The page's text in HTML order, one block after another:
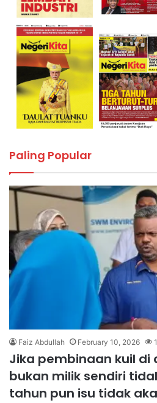
Paling Popular
Faiz Abdullah February 10, 2026
Jika pembinaan kuil di
bukan milik sendiri
tahun pun isu tidak